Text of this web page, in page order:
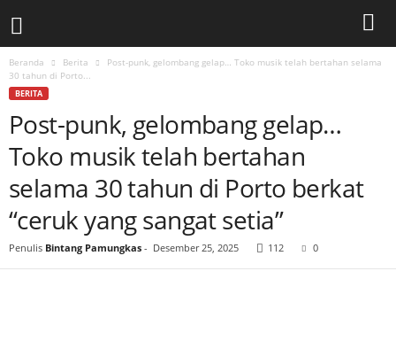
Beranda Berita
Post-punk, gelombang gelap… Toko musik telah bertahan selama
30 tahun di Porto...
BERITA
Post-punk, gelombang gelap…
Toko musik telah bertahan
selama 30 tahun di Porto berkat
“ceruk yang sangat setia”
Penulis Bintang Pamungkas - Desember 25, 2025 112 0